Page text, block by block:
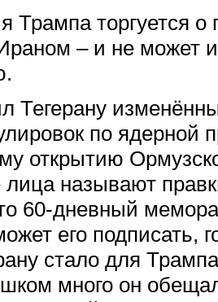
Трампа торгуется о
– и не может
Тегерану
по ядерной
открытию
называют
60-дневный
его подписать,
стало для
много он